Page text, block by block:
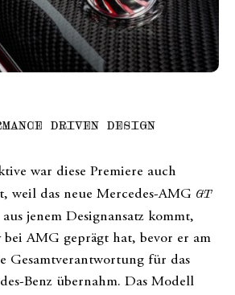
DRIVEN DESIGN
war diese Premiere auch
weil das neue Mercedes-AMG GT
aus jenem Designansatz kommt,
bei AMG geprägt hat, bevor er am
Gesamtverantwortung für das
Benz übernahm. Das Modell